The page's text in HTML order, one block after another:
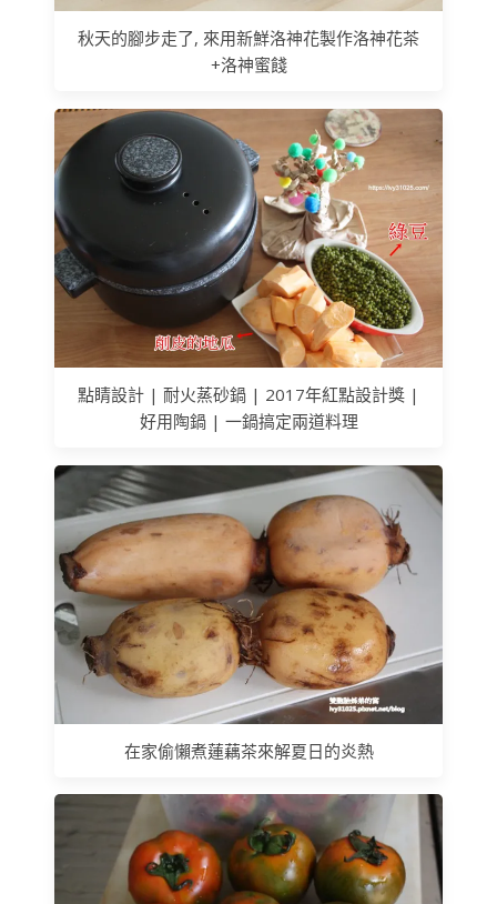
秋天的腳步走了, 來用新鮮洛神花製作洛神花茶
+洛神蜜餞
點睛設計 | 耐火蒸砂鍋 | 2017年紅點設計獎 |
好用陶鍋 | 一鍋搞定兩道料理
在家偷懶煮蓮藕茶來解夏日的炎熱